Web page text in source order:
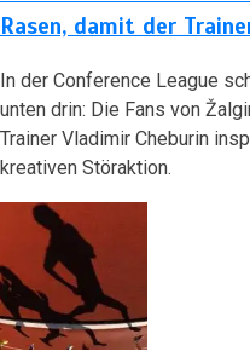
Rasen, damit der
In der Conference League
unten drin: Die Fans von
Trainer Vladimir Cheburin
kreativen Störaktion.